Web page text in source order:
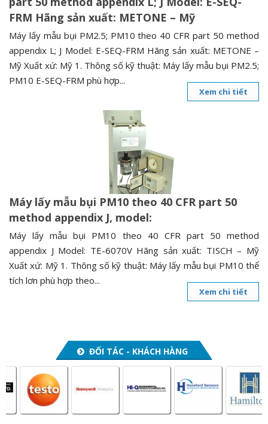
t
i
o
n
FRM Hãng sản xuất: METONE – Mỹ
Máy lấy mẫu bụi PM2.5; PM10 theo 40 CFR part 50 method
appendix L; J Model: E-SEQ-FRM Hãng sản xuất: METONE –
Mỹ Xuất xứ: Mỹ 1. Thông số kỹ thuật: Máy lấy mẫu bụi PM2.5;
PM10 E-SEQ-FRM phù hợp...
Xem chi tiết
Máy lấy mẫu bụi PM10 theo 40 CFR part 50
method appendix J, model:
Máy lấy mẫu bụi PM10 theo 40 CFR part 50 method
appendix J Model: TE-6070V Hãng sản xuất: TISCH – Mỹ
Xuất xứ: Mỹ 1. Thông số kỹ thuật: Máy lấy mẫu bụi PM10 thể
tích lơn phù hợp theo...
Xem chi tiết
ĐỐI TÁC - KHÁCH HÀNG